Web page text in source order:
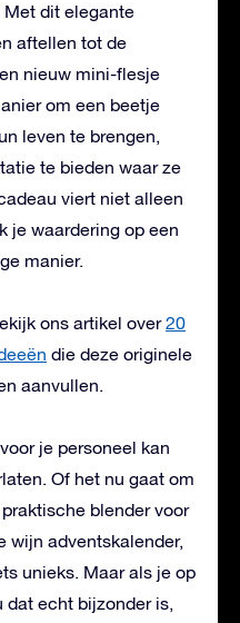
dit elegante
aftellen tot de
nieuw mini-flesje
om een ​​beetje
leven te brengen,
te bieden waar ze
viert niet alleen
je waardering op een
manier.
ons artikel over20
die deze originele
aanvullen.
je personeel kan
Of het nu gaat om
blender voor
wijn adventskalender,
unieks. Maar als je op
dat echt bijzonder is,